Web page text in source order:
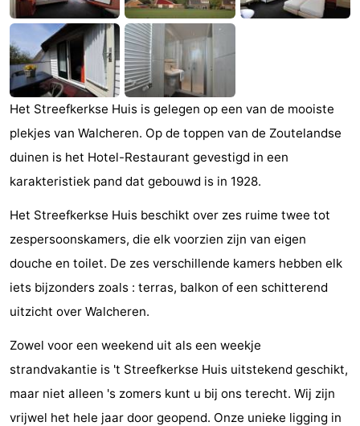
Zoutelande
Duinflat
-
Duinoord
-
Duinweg
18
-
Kurhaus
-
Residentie
Soutelande
Campings
Chambre
d'hôtes
Chaumières
-
De
-
Joossesweg
-
Kustlicht
-
Het Streefkerkse Huis is gelegen op een van de mooiste
plekjes van Walcheren. Op de toppen van de Zoutelandse
duinen is het Hotel-Restaurant gevestigd in een
karakteristiek pand dat gebouwd is in 1928.
Het Streefkerkse Huis beschikt over zes ruime twee tot
zespersoonskamers, die elk voorzien zijn van eigen
douche en toilet. De zes verschillende kamers hebben elk
iets bijzonders zoals : terras, balkon of een schitterend
uitzicht over Walcheren.
Zowel voor een weekend uit als een weekje
strandvakantie is 't Streefkerkse Huis uitstekend geschikt,
maar niet alleen 's zomers kunt u bij ons terecht. Wij zijn
vrijwel het hele jaar door geopend. Onze unieke ligging in